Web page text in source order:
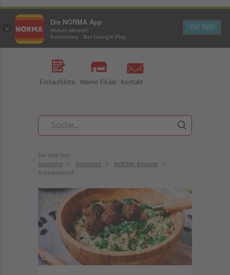
Einkaufsliste Meine Filiale Kontakt
Sie sind hier:
Startseite
Sortiment
NORMA-Rezepte
Artikelansicht
×
Die NORMA App
Immer aktuell!
Kostenlos - Bei Google Play
Zur App